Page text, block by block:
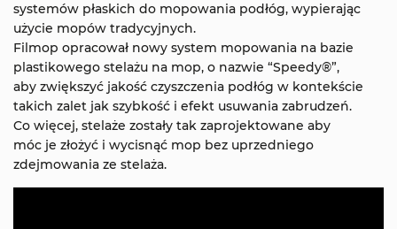
systemów płaskich do mopowania podłóg, wypierając
użycie mopów tradycyjnych.
Filmop opracował nowy system mopowania na bazie
plastikowego stelażu na mop, o nazwie “Speedy®”,
aby zwiększyć jakość czyszczenia podłóg w kontekście
takich zalet jak szybkość i efekt usuwania zabrudzeń.
Co więcej, stelaże zostały tak zaprojektowane aby
móc je złożyć i wycisnąć mop bez uprzedniego
zdejmowania ze stelaża.